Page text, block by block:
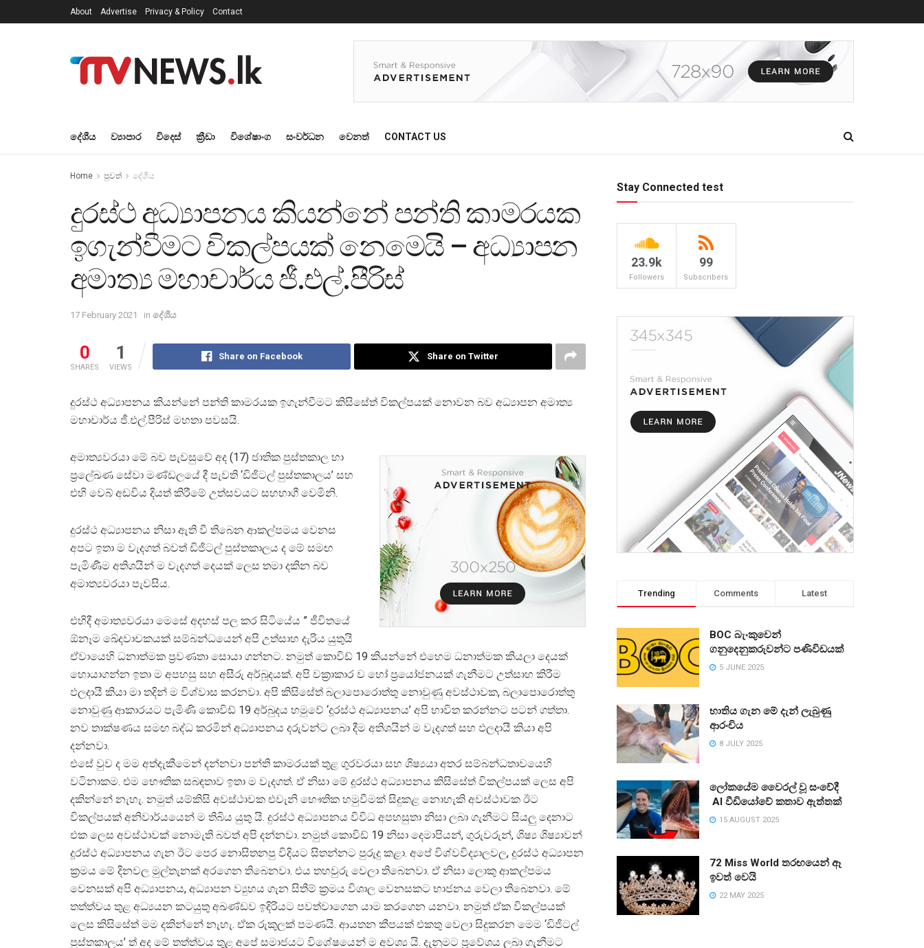
About Advertise Privacy & Policy Contact
දේශීය ව්‍යාපාර විදෙස් ක්‍රීඩා විශේෂාංග සංවර්ධන වෙනත් CONTACT US
Home පුවත් දේශීය
දුරස්ථ අධ්‍යාපනය කියන්නේ පන්ති කාමරයක
ඉගැන්වීමට විකල්පයක් නෙමෙයි – අධ්‍යාපන
අමාත්‍ය මහාචාර්ය ජී.එල්.පීරිස්
17 February 2021 in දේශීය
0
SHARES
1
VIEWS
Share on Facebook Share on Twitter
දුරස්ථ අධ්‍යාපනය කියන්නේ පන්ති කාමරයක ඉගැන්වීමට කිසිසේත් විකල්පයක් නොවන බව අධ්‍යාපන අමාත්‍ය
මහාචාර්ය ජී.එල්.පීරිස් මහතා පවසයි.
අමාත්‍යවරයා මේ බව පැවසුවේ අද (17) ජාතික පුස්තකාල හා
ප්‍රලේඛණ සේවා මණ්ඩලයේ දී පැවති ‘ඩිජිටල් පුස්තකාලය’ සහ
එහි වෙබ් අඩවිය දියත් කිරීමේ උත්සවයට සහභාගී වෙමිනි.
දුරස්ථ අධ්‍යාපනය නිසා ඇති වී තිබෙන ආකල්පමය වෙනස
අපට ඉතා ම වැදගත් බවත් ඩිජිටල් පුස්තකාලය ද මේ සමඟ
පැමිණීම අතිශයින් ම වැදගත් දෙයක් ලෙස තමා දකින බව
අමාත්‍යවරයා පැවසිය.
එහිදී අමාත්‍යවරයා මෙසේ අදහස් පල කර සිටියේය ” ජීවිතයේ
ඕනෑම ‍ඛේදවාචකයක් සම්බන්ධයෙන් අපි උත්සාහ දැරිය යුතුයි
ඒවායෙහි ධනාත්මක ප්‍රවණතා සොයා ගන්නට. නමුත් කොවිඩ් 19 කියන්නේ එහෙම ධනාත්මක කියලා දෙයක්
හොයාගන්න ඉතා ම අපහසු සහ අසීරු අර්බූදයක්. අපි වක්‍රාකාර ව හෝ ප්‍රයෝජනයක් ගැනීමට උත්සාහ කිරීම
ඵලදායී කියා මා තදින් ම විශ්වාස කරනවා. අපි කිසිසේත් බලාපොරොත්තු නොවුණු අවස්ථාවක, බලාපොරොත්තු
නොවුණු ආකාරයට පැමිණි කොවිඩ් 19 අර්බුදය හමුවේ ‘දූරස්ථ අධ්‍යාපනය’ අපි භාවිත කරන්නට පටන් ගත්තා.
නව තාක්ෂණය සමඟ බද්ධ කරමින් අධ්‍යාපනය දරුවන්ට ලබා දීම අතිශයින් ම වැදගත් සහ ඵලදායී කියා අපි
දන්නවා.
එසේ වුව ද මම අත්දැකීමෙන් දන්නවා පන්ති කාමරයක් තුළ ගුරවරයා සහ ශිෂ්‍යයා අතර සම්බන්ධතාවයෙහි
වටිනාකම. එම භෞතික සබඳතාව ඉතා ම වැදගත්. ඒ නිසා මේ දූරස්ථ අධ්‍යාපනය කිසිසේත් විකල්පයක් ලෙස අපි
දකින‍්නේ නැහැ. නමුත් යම්කිසි අවස්ථාවක එවැනි භෞතික හමුවීමක් සිදුකළ නොහැකි අවස්ථාවක ඊට
විකල්පයක් අනිවාර්යයෙන් ම තිබිය යුතු යි. දුරස්ථ අධ්‍යාපනය විවිධ අපහසුතා නිසා ලබා ගැනීමට සියලු දෙනාට
එක ලෙස අවස්ථාවක් නොමැති බවත් අපි දන්නවා. නමුත් කොවිඩ් 19 නිසා දෙමාපියන්, ගුරුවරුන්, ශිෂ්‍ය ශිෂ්‍යාවන්
දූරස්ථ අධ්‍යාපනය ගැන ඊට පෙර නොසිතනපු විදියට සිතන්නට පුරුදු කළා. අපේ විශ්වවිද්‍යාලවල, දූරස්ථ අධ්‍යාපන
ක්‍රමය මේ දිනවල මුල්තැනක් අරගෙන තිබෙනවා. එය තහවුරු වෙලා තිබෙනවා. ඒ නිසා ලොකු ආකල්පමය
වෙනසක් අපි අධ්‍යාපනය, අධ්‍යාපන ව්‍යුහය ගැන සිතීම් ක්‍රමය විශාල වෙනසකට භාජනය වෙලා තිබෙනවා. මේ
තත්ත්වය තුළ අධ්‍යයන කටයුතු අඛණ්ඩව ඉදිරියට පවත්වාගෙන යාම කරගෙන යනවා. නමුත් ඒක විකල්පයක්
ලෙස කිසිසේත් මම දකින්නේ නැහැ. ඒක රුකුලක් පමණයි. ආයතන කීපයක් එකතු වෙලා සිදුකරන මෙම ‘ඩිජිටල්
පුස්තකාලය’ ත් අද මේ තත්ත්වය තුළ අපේ සමාජයට විශේෂයෙන් ම අවශ්‍ය යි. දැනුමට ප්‍රවේශය ලබා ගැනීමට
Stay Connected test
23.9k
Followers
99
Subscribers
Trending Comments Latest
BOC බැංකුවෙන්
ගනුදෙනුකරුවන්ට පණිවිඩයක්
5 JUNE 2025
භාතිය ගැන මේ දැන් ලැබුණු
ආරංචිය
8 JULY 2025
ලෝකයේම වෛරල් වූ සංවේදී
AI වීඩියෝවේ කතාව ඇත්තක්
15 AUGUST 2025
72 Miss World තරඟයෙන් ඈ
ඉවත් වෙයි
22 MAY 2025